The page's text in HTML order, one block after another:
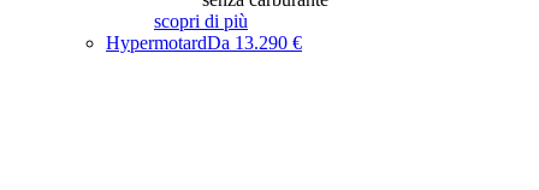
scopri di più
HypermotardDa 13.290 €